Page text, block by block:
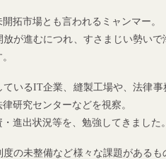
拓市場とも言われるミャンマー。
放が進むにつれ、すさまじい勢い
ているIT企業、縫製工場や、法律
研究センターなどを視察。
・進出状況等を、勉強してきました
度の未整備など様々な課題がある